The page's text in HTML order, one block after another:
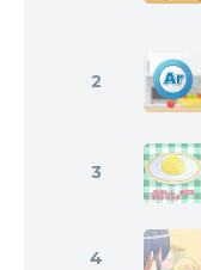
2
3
4